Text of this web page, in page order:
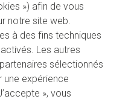
Fondation de l’UQAM, et
la période
défi
, qui aura lieu les 3 et 4
Nautilus Plus à
6000 participants seront
un maximum de
») afin de vous
notre site web.
à des fins techniques
Les autres
sélectionnés
une expérience
», vous